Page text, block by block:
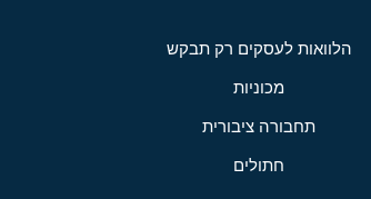
הלוואות לעסקים רק תבקש
מכוניות
תחבורה ציבורית
חתולים